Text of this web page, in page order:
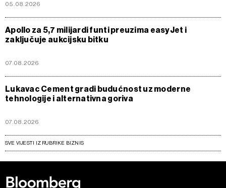
05.08.2026
Apollo za 5,7 milijardi funti preuzima easyJet i
zaključuje aukcijsku bitku
07.08.2026
Lukavac Cement gradi budućnost uz moderne
tehnologije i alternativna goriva
07.08.2026
SVE VIJESTI IZ RUBRIKE BIZNIS